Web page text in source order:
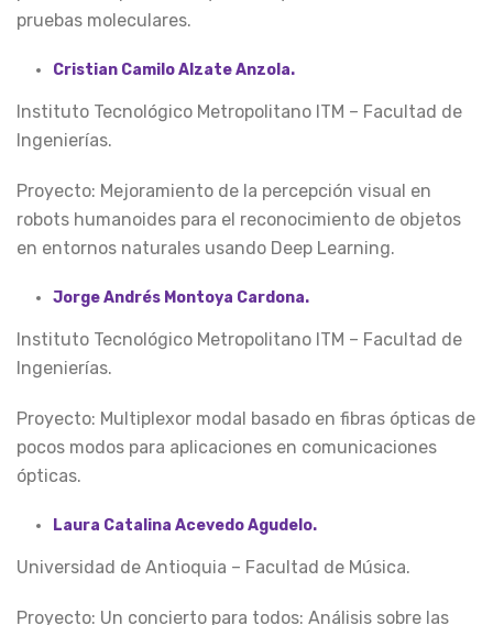
pruebas moleculares.
Cristian Camilo Alzate Anzola.
Instituto Tecnológico Metropolitano ITM – Facultad de
Ingenierías.
Proyecto: Mejoramiento de la percepción visual en
robots humanoides para el reconocimiento de objetos
en entornos naturales usando Deep Learning.
Jorge Andrés Montoya Cardona.
Instituto Tecnológico Metropolitano ITM – Facultad de
Ingenierías.
Proyecto: Multiplexor modal basado en fibras ópticas de
pocos modos para aplicaciones en comunicaciones
ópticas.
Laura Catalina Acevedo Agudelo.
Universidad de Antioquia – Facultad de Música.
Proyecto: Un concierto para todos: Análisis sobre las